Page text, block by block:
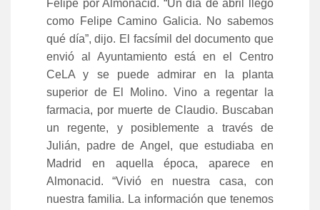
Felipe por Almonacid. “Un día de abril llegó
como Felipe Camino Galicia. No sabemos
qué día”, dijo. El facsímil del documento que
envió al Ayuntamiento está en el Centro
CeLA y se puede admirar en la planta
superior de El Molino. Vino a regentar la
farmacia, por muerte de Claudio. Buscaban
un regente, y posiblemente a través de
Julián, padre de Angel, que estudiaba en
Madrid en aquella época, aparece en
Almonacid. “Vivió en nuestra casa, con
nuestra familia. La información que tenemos